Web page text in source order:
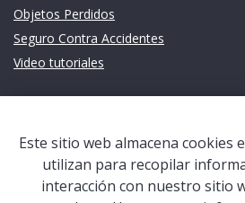
Objetos Perdidos
Seguro Contra Accidentes
Video tutoriales
Sistema de Gestión Académica (SGA)
Defensoría Universitaria
Este sitio web almacena cookies
utilizan para recopilar
interacción con nuestro sitio